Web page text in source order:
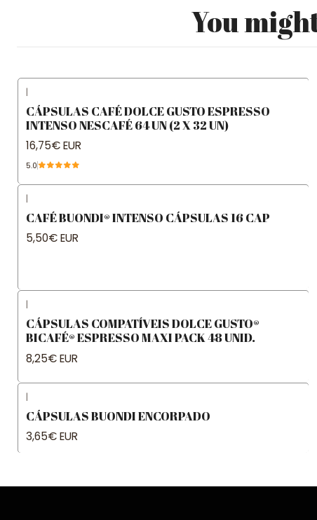
You
|
CÁPSULAS CAFÉ DOLCE GUSTO ESPRESSO
INTENSO NESCAFÉ 64 UN (2 X 32 UN)
16,75€ EUR
5.0
|
CAFÉ BUONDI® INTENSO CÁPSULAS 16 CAP
5,50€ EUR
|
CÁPSULAS COMPATÍVEIS DOLCE GUSTO®
BICAFÉ® ESPRESSO MAXI PACK 48 UNID.
8,25€ EUR
|
CÁPSULAS BUONDI ENCORPADO
3,65€ EUR